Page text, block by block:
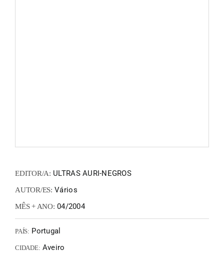
EDITOR/A: ULTRAS AURI-NEGROS
AUTOR/ES: Vários
MÊS + ANO: 04/2004
PAÍS: Portugal
CIDADE: Aveiro